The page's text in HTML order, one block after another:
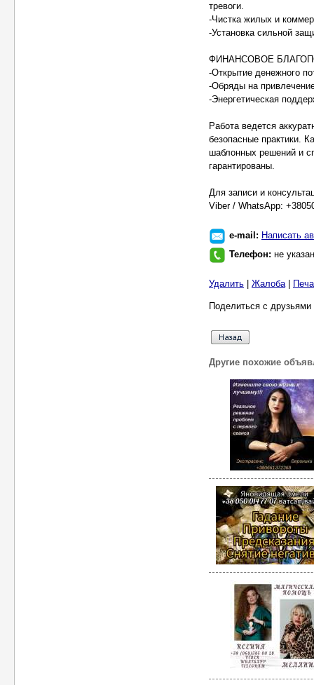
тревоги.
-Чистка жилых и
-Установка сильной
ФИНАНСОВОЕ
-Открытие денежного
-Обряды на
-Энергетическая
Работа ведется
безопасные практики.
шаблонных решений и
гарантированы.
Для записи и
Viber / WhatsApp:
e-mail: Написать
Телефон: не указан
Удалить Жалоба|
Поделиться с
Другие похожие